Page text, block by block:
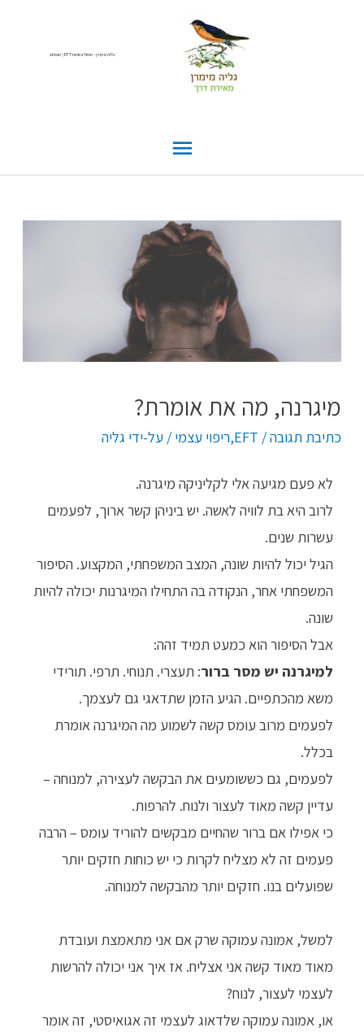
גליה מימרן - טיפול בשיטת EFT \ טאפינג
מיגרנה, מה את אומרת?
כתיבת תגובה/
EFT
,ריפוי עצמי / על-ידי גליה
לא פעם מגיעה אלי לקליניקה מיגרנה.
לרוב היא בת לוויה לאשה. יש ביניהן קשר ארוך, לפעמים
עשרות שנים.
הגיל יכול להיות שונה, המצב המשפחתי, המקצוע. הסיפור
המשפחתי אחר, הנקודה בה התחילו המיגרנות יכולה להיות
שונה.
אבל הסיפור הוא כמעט תמיד זהה:
למיגרנה יש מסר ברור: תעצרי. תנוחי. תרפי. תורידי
משא מהכתפיים. הגיע הזמן שתדאגי גם לעצמך.
לפעמים מרוב עומס קשה לשמוע מה המיגרנה אומרת
בכלל.
לפעמים, גם כששומעים את הבקשה לעצירה, למנוחה –
עדיין קשה מאוד לעצור ולנוח. להרפות.
כי אפילו אם ברור שהחיים מבקשים להוריד עומס – הרבה
פעמים זה לא מצליח לקרות כי יש כוחות חזקים יותר
שפועלים בנו. חזקים יותר מהבקשה למנוחה.
למשל, אמונה עמוקה שרק אם אני מתאמצת ועובדת
מאוד מאוד קשה אני אצליח. אז איך אני יכולה להרשות
לעצמי לעצור, לנוח?
או, אמונה עמוקה שלדאוג לעצמי זה אגואיסטי, זה אומר